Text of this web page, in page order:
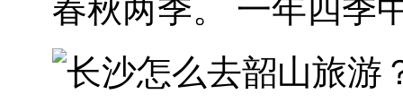
春秋两季。 一年四季